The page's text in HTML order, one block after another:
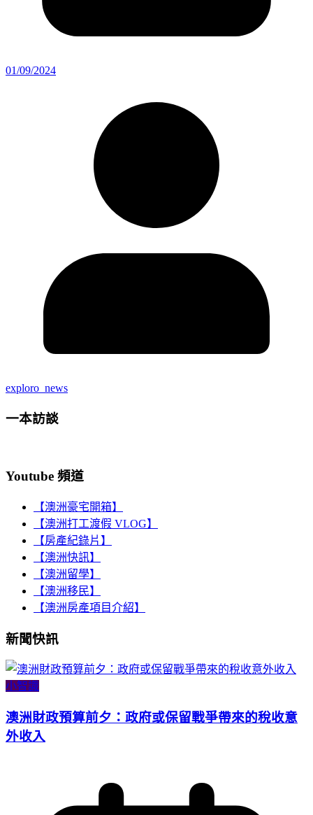
01/09/2024
exploro_news
一本訪談
Youtube 頻道
【澳洲豪宅開箱】
【澳洲打工渡假 VLOG】
【房產紀錄片】
【澳洲快訊】
【澳洲留學】
【澳洲移民】
【澳洲房產項目介紹】
新聞快訊
小智識
澳洲財政預算前夕：政府或保留戰爭帶來的稅收意
外收入